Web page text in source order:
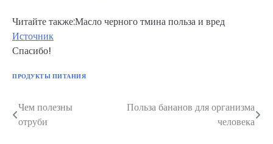
Читайте также:Масло черного тмина польза и вред
Источник
Спасибо!
ПРОДУКТЫ ПИТАНИЯ
Навигация
по
Чем полезны
отруби
Польза бананов для организма
человека